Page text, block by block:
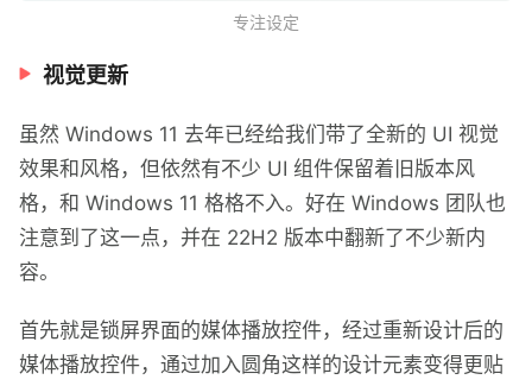
专注设定
视觉更新
虽然 Windows 11 去年已经给我们带了全新的 UI 视觉
效果和风格，但依然有不少 UI 组件保留着旧版本风
格，和 Windows 11 格格不入。好在 Windows 团队也
注意到了这一点，并在 22H2 版本中翻新了不少新内
容。
首先就是锁屏界面的媒体播放控件，经过重新设计后的
媒体播放控件，通过加入圆角这样的设计元素变得更贴